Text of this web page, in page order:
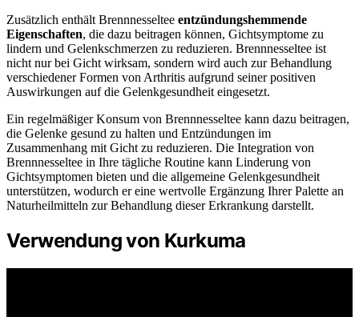
Zusätzlich enthält Brennnesseltee entzündungshemmende
Eigenschaften, die dazu beitragen können, Gichtsymptome zu
lindern und Gelenkschmerzen zu reduzieren. Brennnesseltee ist
nicht nur bei Gicht wirksam, sondern wird auch zur Behandlung
verschiedener Formen von Arthritis aufgrund seiner positiven
Auswirkungen auf die Gelenkgesundheit eingesetzt.
Ein regelmäßiger Konsum von Brennnesseltee kann dazu beitragen,
die Gelenke gesund zu halten und Entzündungen im
Zusammenhang mit Gicht zu reduzieren. Die Integration von
Brennnesseltee in Ihre tägliche Routine kann Linderung von
Gichtsymptomen bieten und die allgemeine Gelenkgesundheit
unterstützen, wodurch er eine wertvolle Ergänzung Ihrer Palette an
Naturheilmitteln zur Behandlung dieser Erkrankung darstellt.
Verwendung von Kurkuma